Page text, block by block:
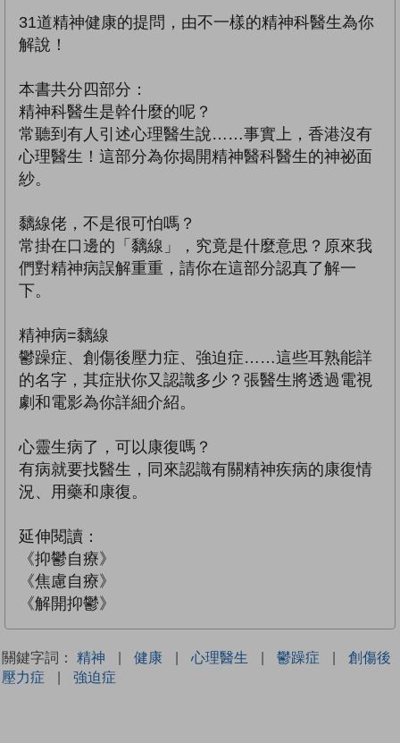
31道精神健康的提問，由不一樣的精神科醫生為你
解說！
本書共分四部分：
精神科醫生是幹什麼的呢？
常聽到有人引述心理醫生說……事實上，香港沒有
心理醫生！這部分為你揭開精神醫科醫生的神祕面
紗。
黐線佬，不是很可怕嗎？
常掛在口邊的「黐線」，究竟是什麼意思？原來我
們對精神病誤解重重，請你在這部分認真了解一
下。
精神病=黐線
鬱躁症、創傷後壓力症、強迫症……這些耳熟能詳
的名字，其症狀你又認識多少？張醫生將透過電視
劇和電影為你詳細介紹。
心靈生病了，可以康復嗎？
有病就要找醫生，同來認識有關精神疾病的康復情
況、用藥和康復。
延伸閱讀：
《抑鬱自療》
《焦慮自療》
《解開抑鬱》
關鍵字詞： 精神 | 健康 | 心理醫生 | 鬱躁症 |
創傷後
壓力症
| 強迫症